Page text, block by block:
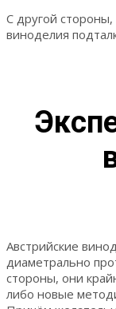
С другой стороны,
виноделия
Австрийские
диаметрально
стороны, они
либо новые